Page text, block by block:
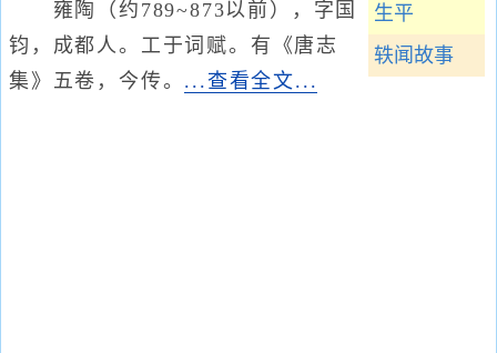
生平
轶闻故事
雍陶（约789~873以前），字国
钧，成都人。工于词赋。有《唐志
集》五卷，今传。 ...查看全文...